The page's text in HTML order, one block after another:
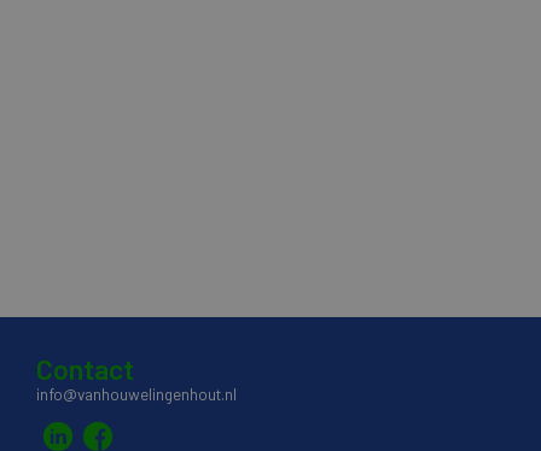
Contact
info@vanhouwelingenhout.nl